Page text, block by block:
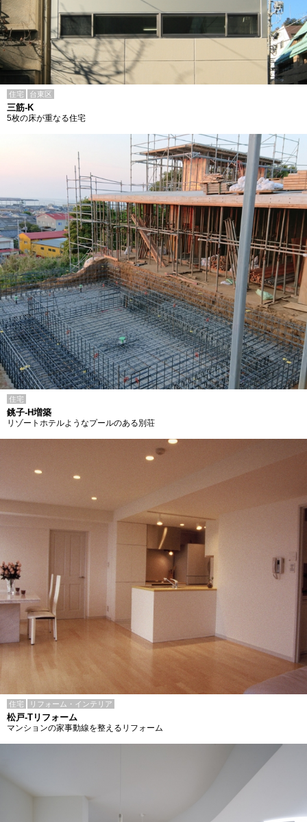
住宅 台東区
三筋-K
5枚の床が重なる住宅
住宅
銚子-H増築
リゾートホテルようなプールのある別荘
住宅 リフォーム・インテリア
松戸-Tリフォーム
マンションの家事動線を整えるリフォーム